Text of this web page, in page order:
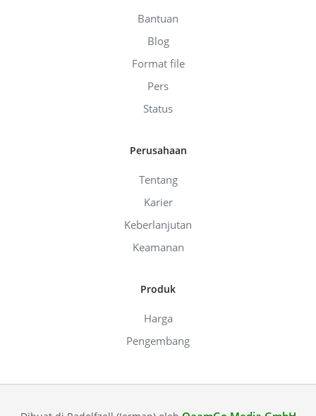
Bantuan
Blog
Format file
Pers
Status
Perusahaan
Tentang
Karier
Keberlanjutan
Keamanan
Produk
Harga
Pengembang